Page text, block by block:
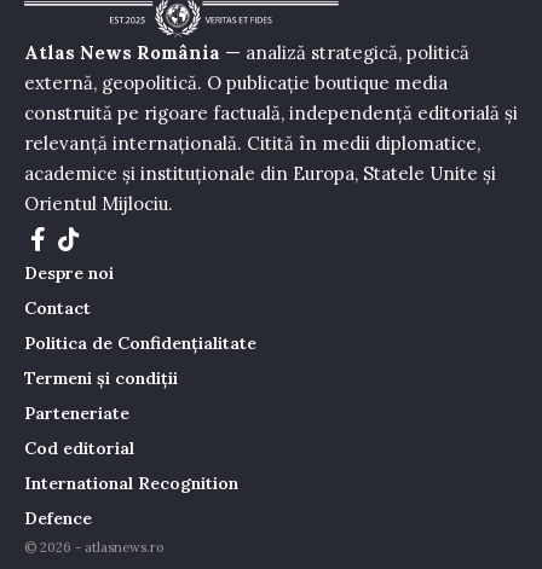
Atlas News România — analiză strategică, politică
externă, geopolitică. O publicație boutique media
construită pe rigoare factuală, independență editorială și
relevanță internațională. Citită în medii diplomatice,
academice și instituționale din Europa, Statele Unite și
Orientul Mijlociu.
Despre noi
Contact
Politica de Confidențialitate
Termeni și condiții
Parteneriate
Cod editorial
International Recognition
Defence
© 2026 - atlasnews.ro